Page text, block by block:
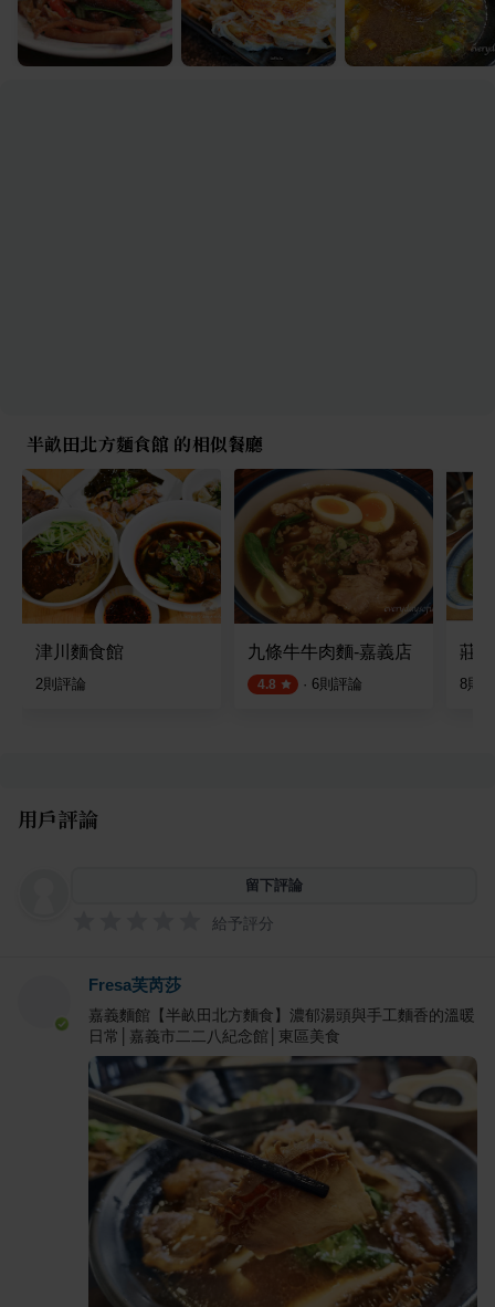
半畝田北方麵食館 的相似餐廳
津川麵食館
2則評論
九條牛牛肉麵-嘉義店
4.8 · 6則評論
莊
8則
用戶評論
留下評論
給予評分
Fresa芙芮莎
嘉義麵館【半畝田北方麵食】濃郁湯頭與手工麵香的溫暖
日常│嘉義市二二八紀念館│東區美食